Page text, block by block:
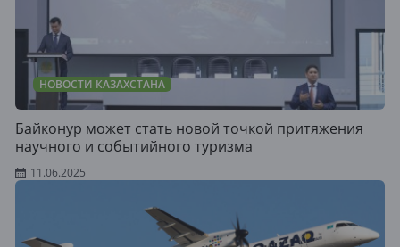
НОВОСТИ КАЗАХСТАНА
Байконур может стать новой точкой притяжения
научного и событийного туризма
11.06.2025